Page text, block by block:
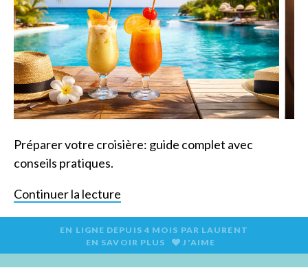
Préparer votre croisière: guide complet avec
conseils pratiques.
Continuer la lecture
EN LIGNE DEPUIS 4 MOIS PAR LAURENT
EN SAVOIR PLUS
J'AIME